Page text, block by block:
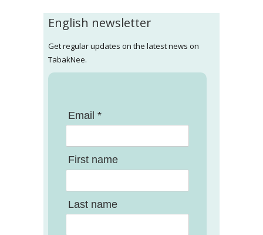
English newsletter
Get regular updates on the latest news on
TabakNee.
Email *
First name
Last name